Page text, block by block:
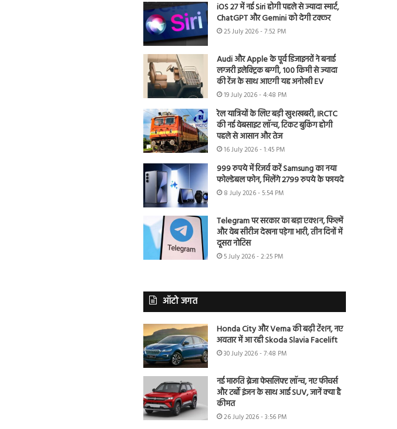
iOS 27 में नई Siri होगी पहले से ज्यादा स्मार्ट,
ChatGPT और Gemini को देगी टक्कर
25 July 2026 - 7:52 PM
Audi और Apple के पूर्व डिजाइनरों ने बनाई
लग्जरी इलेक्ट्रिक बग्गी, 100 किमी से ज्यादा
की रेंज के साथ आएगी यह अनोखी EV
19 July 2026 - 4:48 PM
रेल यात्रियों के लिए बड़ी खुशखबरी, IRCTC
की नई वेबसाइट लॉन्च, टिकट बुकिंग होगी
पहले से आसान और तेज
16 July 2026 - 1:45 PM
999 रुपये में रिजर्व करें Samsung का नया
फोल्डेबल फोन, मिलेंगे 2799 रुपये के फायदे
8 July 2026 - 5:54 PM
Telegram पर सरकार का बड़ा एक्शन, फिल्में
और वेब सीरीज देखना पड़ेगा भारी, तीन दिनों में
दूसरा नोटिस
5 July 2026 - 2:25 PM
ऑटो जगत
Honda City और Verna की बढ़ी टेंशन, नए
अवतार में आ रही Skoda Slavia Facelift
30 July 2026 - 7:48 PM
नई मारुति ब्रेजा फेसलिफ्ट लॉन्च, नए फीचर्स
और टर्बो इंजन के साथ आई SUV, जानें क्या है
कीमत
26 July 2026 - 3:56 PM